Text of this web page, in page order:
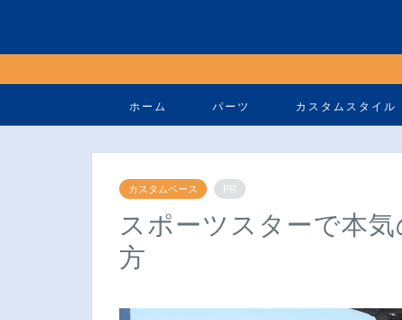
ホーム パーツ カスタムスタイル
カスタムベース PR
スポーツスターで本
方